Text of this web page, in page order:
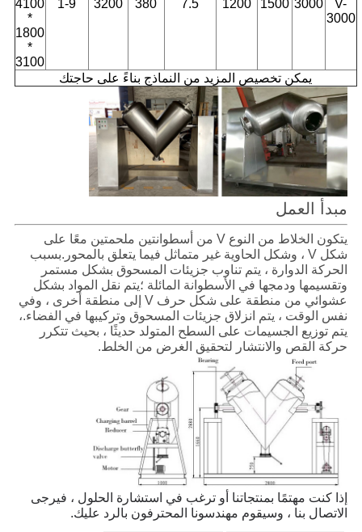
V-
3000
3000
1500
1200
7.5
380
3200
1-9
4100
*
1800
*
3100
يمكن تخصيص المزيد من النماذج بناءً على حاجتك
مبدأ العمل
يتكون الخلاط من النوع V من أسطوانتين ملحمتين معًا على
شكل V ، وشكل الحاوية غير متماثل فيما يتعلق بالمحور.بسبب
الحركة الدوارة ، يتم تناوب جزيئات المسحوق بشكل مستمر
وتقسيمها ودمجها في الأسطوانة المائلة ؛يتم نقل المواد بشكل
عشوائي من منطقة على شكل حرف V إلى منطقة أخرى ، وفي
نفس الوقت ، يتم انزلاق جزيئات المسحوق وتركيبها في الفضاء.،
يتم توزيع الجسيمات على السطح المتولد حديثًا ، بحيث تتكرر
حركة القص والانتشار لتحقيق الغرض من الخلط.
إذا كنت مهتمًا بمنتجاتنا أو ترغب في استشارة الحلول ، فيرجى
الاتصال بنا ، وسيقوم مهندسونا المحترفون بالرد عليك.